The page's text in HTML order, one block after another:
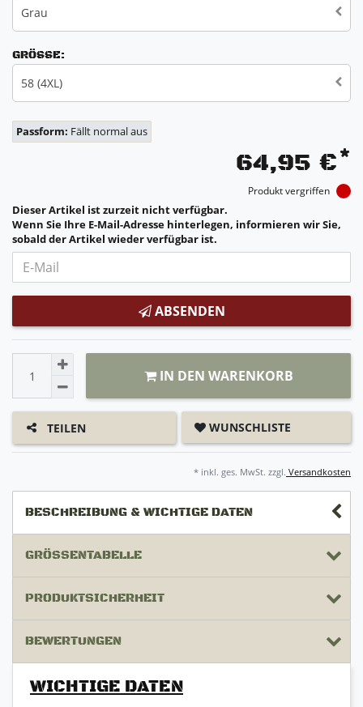
Grau
GRÖSSE:
58 (4XL)
Passform: Fällt normal aus
64,95 €*
Produkt vergriffen
Dieser Artikel ist zurzeit nicht verfügbar.
Wenn Sie Ihre E-Mail-Adresse hinterlegen, informieren wir Sie,
sobald der Artikel wieder verfügbar ist.
ABSENDEN
IN DEN WARENKORB
TEILEN WUNSCHLISTE
* inkl. ges. MwSt. zzgl. Versandkosten
BESCHREIBUNG & WICHTIGE DATEN
GRÖSSENTABELLE
PRODUKTSICHERHEIT
BEWERTUNGEN
WICHTIGE DATEN